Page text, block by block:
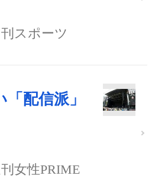
刊スポーツ
配信派」
女性PRIME